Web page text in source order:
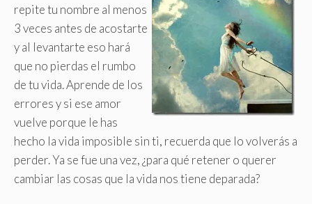
repite tu nombre al menos
3 veces antes de acostarte
y al levantarte eso hará
que no pierdas el rumbo
de tu vida. Aprende de los
errores y si ese amor
vuelve porque le has
hecho la vida imposible sin ti, recuerda que lo volverás a
perder. Ya se fue una vez, ¿para qué retener o querer
cambiar las cosas que la vida nos tiene deparada?